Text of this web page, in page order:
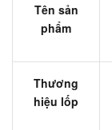
Tên sản
phẩm
Thương
hiệu lốp